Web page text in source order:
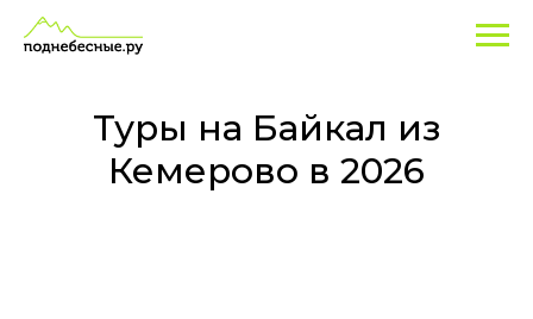
Туры
на
Байкал
Кемерово
Туры на Байкал из
Кемерово в 2026